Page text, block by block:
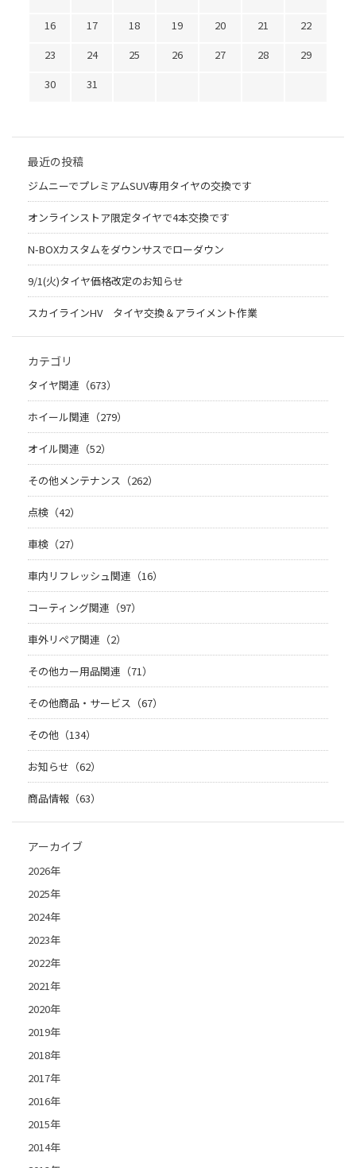
16
17 18 19 20 21
22
23
24 25 26 27 28
29
30
31
最近の投稿
ジムニーでプレミアムSUV専用タイヤの交換です
オンラインストア限定タイヤで4本交換です
N-BOXカスタムをダウンサスでローダウン
9/1(火)タイヤ価格改定のお知らせ
スカイラインHV タイヤ交換＆アライメント作業
カテゴリ
タイヤ関連（673）
ホイール関連（279）
オイル関連（52）
その他メンテナンス（262）
点検（42）
車検（27）
車内リフレッシュ関連（16）
コーティング関連（97）
車外リペア関連（2）
その他カー用品関連（71）
その他商品・サービス（67）
その他（134）
お知らせ（62）
商品情報（63）
アーカイブ
2026年
2025年
2024年
2023年
2022年
2021年
2020年
2019年
2018年
2017年
2016年
2015年
2014年